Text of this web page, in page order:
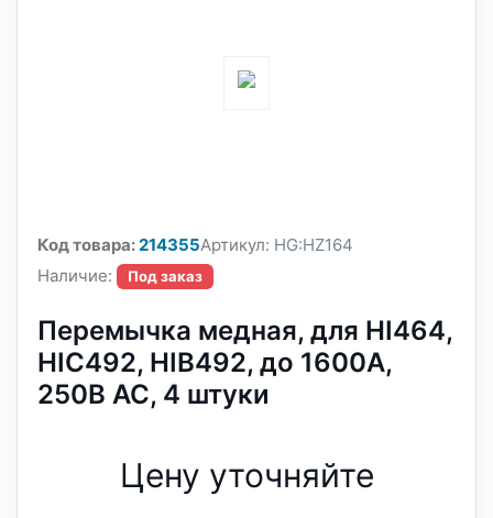
Код товара:214355Артикул: HG:HZ164
Наличие:
Под заказ
Перемычка медная, для HI464,
HIC492, HIB492, до 1600А,
250В АС, 4 штуки
Цену уточняйте